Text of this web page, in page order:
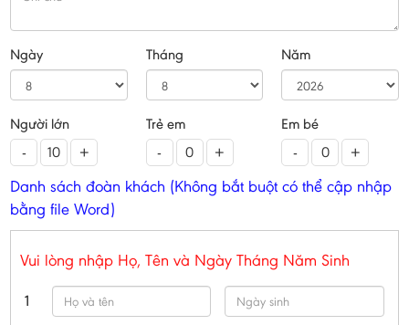
Ngày Tháng Năm
Người lớn
+
-
Trẻ em
+
-
Em bé
+
-
Danh sách đoàn khách (Không bắt buột có thể cập nhập
bằng file Word)
Vui lòng nhập Họ, Tên và Ngày Tháng Năm Sinh
1